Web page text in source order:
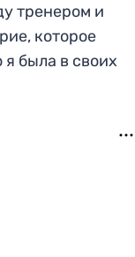
тренером и
которое
я была в своих